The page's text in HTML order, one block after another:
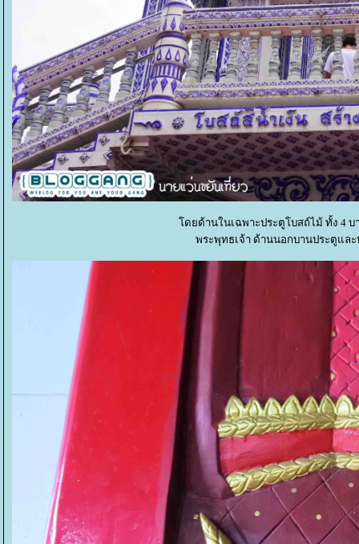
ดยด้านในเฉพาะประตูโบสถ์ไม้ ทั้ง 4
พระพุทธเจ้า ด้านนอกบานประตูแล